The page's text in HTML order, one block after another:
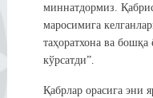
миннатдормиз.
маросимига
таҳоратхона ва
кўрсатди”.
Қабрлар орасига эни